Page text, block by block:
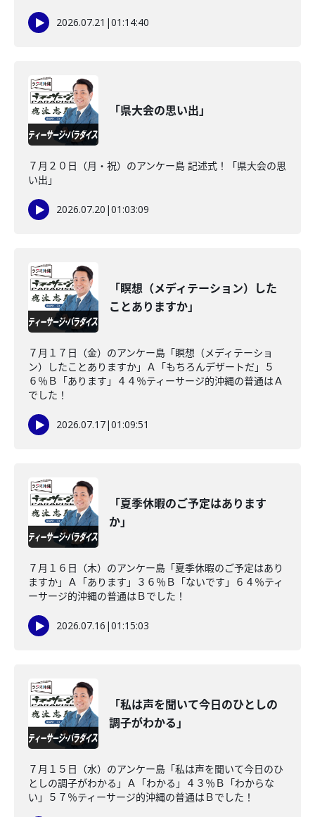
2026.07.21 |01:14:40
「県大会の思い出」
７月２０日（月・祝）のアンケー島 記述式！「県大会の思
い出」
2026.07.20 |01:03:09
「瞑想（メディテーション）した
ことありますか」
７月１７日（金）のアンケー島「瞑想（メディテーショ
ン）したことありますか」Ａ「もちろんデザートだ」５
６％Ｂ「あります」４４％ティーサージ的沖縄の普通はＡ
でした！
2026.07.17|01:09:51
「夏季休暇のご予定はあります
か」
７月１６日（木）のアンケー島「夏季休暇のご予定はあり
ますか」Ａ「あります」３６％Ｂ「ないです」６４％ティ
ーサージ的沖縄の普通はＢでした！
2026.07.16 |01:15:03
「私は声を聞いて今日のひとしの
調子がわかる」
７月１５日（水）のアンケー島「私は声を聞いて今日のひ
としの調子がわかる」Ａ「わかる」４３％Ｂ「わからな
い」５７％ティーサージ的沖縄の普通はＢでした！